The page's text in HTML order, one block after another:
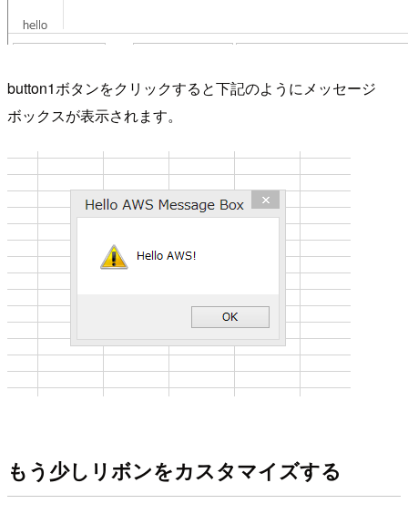
button1ボタンをクリックすると下記のようにメッセージ
ボックスが表示されます。
もう少しリボンをカスタマイズする